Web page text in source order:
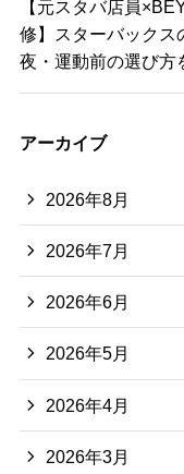
【元スタバ店員
修】スターバックス
夜・運動前の選び方
アーカイブ
2026年8月
2026年7月
2026年6月
2026年5月
2026年4月
2026年3月